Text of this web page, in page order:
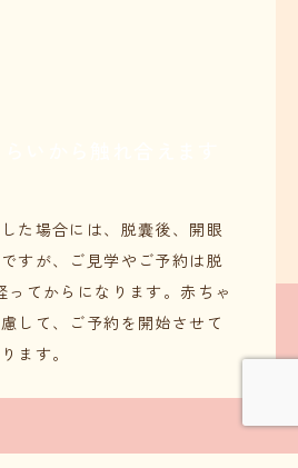
た場合には、脱囊後、開眼
すが、ご見学やご予約は脱
ってからになります。赤ちゃ
して、ご予約を開始させて
ます。